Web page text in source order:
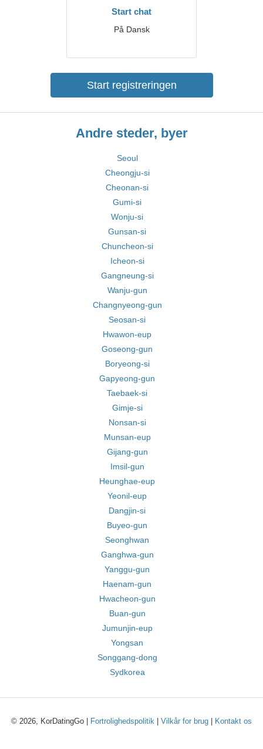
Start chat
På Dansk
Start registreringen
Andre steder, byer
Seoul
Cheongju-si
Cheonan-si
Gumi-si
Wonju-si
Gunsan-si
Chuncheon-si
Icheon-si
Gangneung-si
Wanju-gun
Changnyeong-gun
Seosan-si
Hwawon-eup
Goseong-gun
Boryeong-si
Gapyeong-gun
Taebaek-si
Gimje-si
Nonsan-si
Munsan-eup
Gijang-gun
Imsil-gun
Heunghae-eup
Yeonil-eup
Dangjin-si
Buyeo-gun
Seonghwan
Ganghwa-gun
Yanggu-gun
Haenam-gun
Hwacheon-gun
Buan-gun
Jumunjin-eup
Yongsan
Songgang-dong
Sydkorea
© 2026, KorDatingGo | Fortrolighedspolitik Vilkår for brug Kontakt os